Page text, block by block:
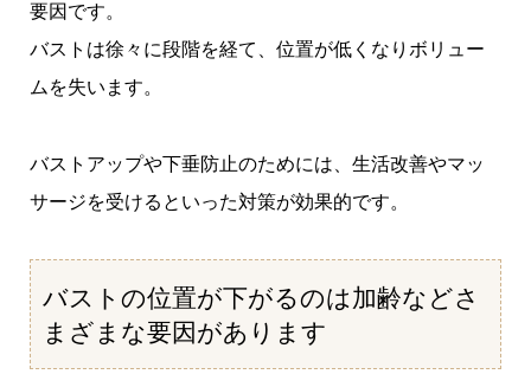
要因です。
バストは徐々に段階を経て、位置が低くなりボリュー
ムを失います。
バストアップや下垂防止のためには、生活改善やマッ
サージを受けるといった対策が効果的です。
バストの位置が下がるのは加齢などさ
まざまな要因があります